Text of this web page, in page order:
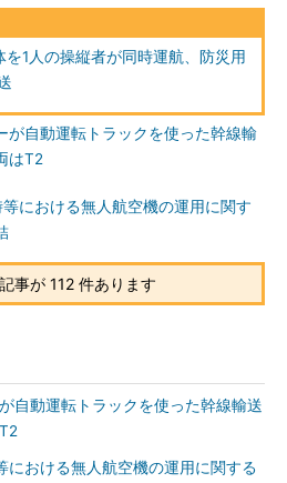
を1人の操縦者が同時運航、防災用
が自動運転トラックを使った幹線輸
はT2
における無人航空機の運用に関す
事が 112 件あります
自動運転トラックを使った幹線輸送
における無人航空機の運用に関する